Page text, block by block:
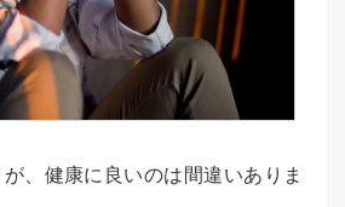
、健康に良いのは間違いありま